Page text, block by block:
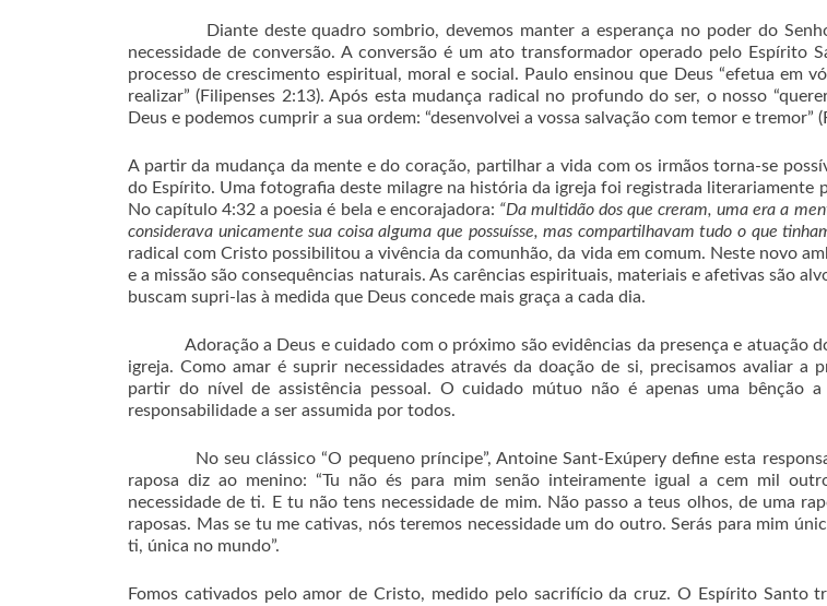
Diante deste quadro sombrio, devemos manter a esperança no poder do
necessidade de conversão. A conversão é um ato transformador operado pelo Espírito
processo de crescimento espiritual, moral e social. Paulo ensinou que Deus “efetua em
realizar” (Filipenses 2:13). Após esta mudança radical no profundo do ser, o nosso
Deus e podemos cumprir a sua ordem: “desenvolvei a vossa salvação com temor e tremor”
A partir da mudança da mente e do coração, partilhar a vida com os irmãos torna-se
do Espírito. Uma fotografia deste milagre na história da igreja foi registrada literariamente
No capítulo 4:32 a poesia é bela e encorajadora: “Da multidão dos que creram, uma era a
considerava unicamente sua coisa alguma que possuísse, mas compartilhavam tudo o que
radical com Cristo possibilitou a vivência da comunhão, da vida em comum. Neste novo
e a missão são consequências naturais. As carências espirituais, materiais e afetivas são
buscam supri-las à medida que Deus concede mais graça a cada dia.
Adoração a Deus e cuidado com o próximo são evidências da presença e atuação
igreja. Como amar é suprir necessidades através da doação de si, precisamos avaliar a
partir do nível de assistência pessoal. O cuidado mútuo não é apenas uma bênção a
responsabilidade a ser assumida por todos.
No seu clássico “O pequeno príncipe”, Antoine Sant-Exúpery define esta
raposa diz ao menino: “Tu não és para mim senão inteiramente igual a cem mil
necessidade de ti. E tu não tens necessidade de mim. Não passo a teus olhos, de uma
raposas. Mas se tu me cativas, nós teremos necessidade um do outro. Serás para mim
ti, única no mundo”.
Fomos cativados pelo amor de Cristo, medido pelo sacrifício da cruz. O Espírito Santo